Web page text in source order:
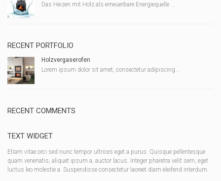
Das Heizen mit Holz als erneuerbare Energiequelle ...
RECENT PORTFOLIO
Holzvergaserofen
Lorem ipsum dolor sit amet, consectetur adipiscing...
RECENT COMMENTS
TEXT WIDGET
Etiam vitae orci sed nunc tempor ultrices eget a purus. Quisque pellentesque
quam venenatis, aliquet ipsum a, auctor lacus. Integer pharetra velit sem, eget
luctus leo molestie a. Suspendisse consectetur laoreet diam eleifend interdum.